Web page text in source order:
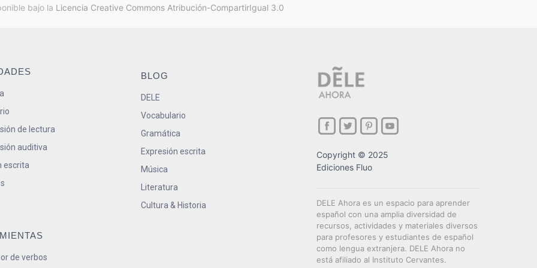
bajo la Licencia Creative Commons Atribución-CompartirIgual 3.0
de lectura
auditiva
escrita
de verbos
BLOG
DELE
Vocabulario
Gramática
Expresión escrita
Música
Literatura
Cultura & Historia
Copyright © 2025
Ediciones Fluo
DELE Ahora es un espacio para aprender
español con una amplia diversidad de
recursos, actividades y materiales diversos
para profesores y estudiantes de español
como lengua extranjera. DELE Ahora no
está afiliado al Instituto Cervantes.